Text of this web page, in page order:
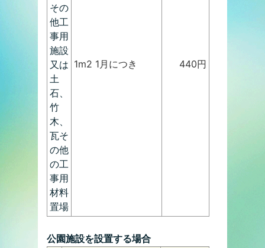
その
他工
事用
施設
又は
土
石、
竹
木、
瓦そ
の他
の工
事用
材料
置場
1m2 1月につき 440円
公園施設を設置する場合